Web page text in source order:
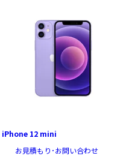
iPhone 12 mini
お見積もり･お問い合わせ